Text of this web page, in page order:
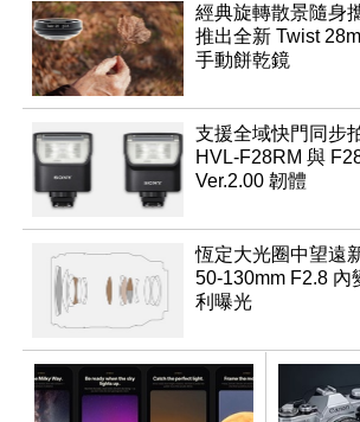
經典旋轉散景隨身
推出全新 Twist
手動餅乾鏡
支援全域快門同步
HVL-F28RM 與
Ver.2.00 韌體
恆定大光圈中望遠
50-130mm F2.8 內
利曝光